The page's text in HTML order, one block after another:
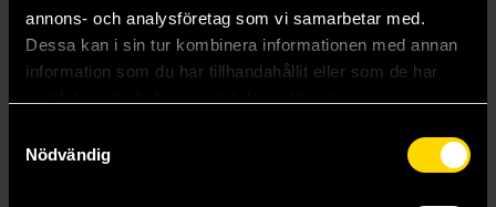
annons- och analysföretag som vi samarbetar med.
Dessa kan i sin tur kombinera informationen med annan
information som du har tillhandahållit eller som de har
Nödvändig